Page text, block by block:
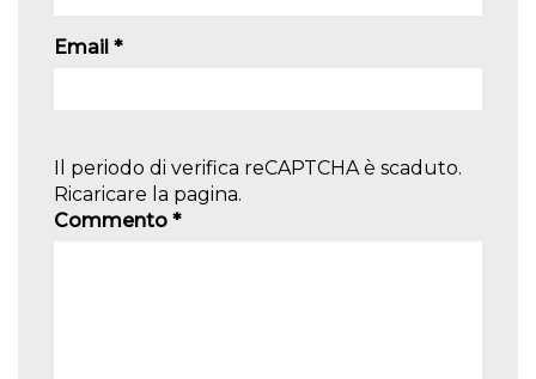
Email *
Il periodo di verifica reCAPTCHA è scaduto.
Ricaricare la pagina.
Commento *